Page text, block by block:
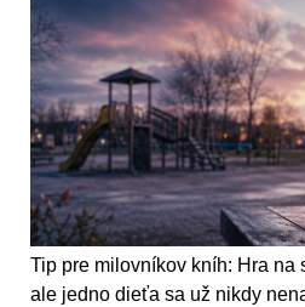
Tip pre milovníkov kníh: Hra na
ale jedno dieťa sa už nikdy